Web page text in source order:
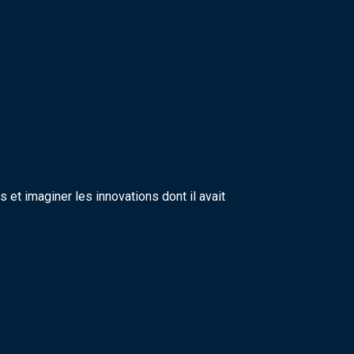
et imaginer les innovations dont il avait